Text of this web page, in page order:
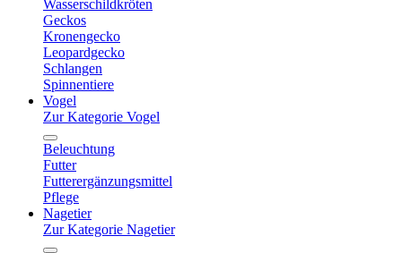
Wasserschildkröten
Geckos
Kronengecko
Leopardgecko
Schlangen
Spinnentiere
Vogel
Zur Kategorie Vogel
Beleuchtung
Futter
Futterergänzungsmittel
Pflege
Nagetier
Zur Kategorie Nagetier